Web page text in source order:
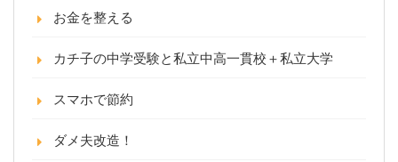
お金を整える
カチ子の中学受験と私立中高一貫校＋私立大学
スマホで節約
ダメ夫改造！